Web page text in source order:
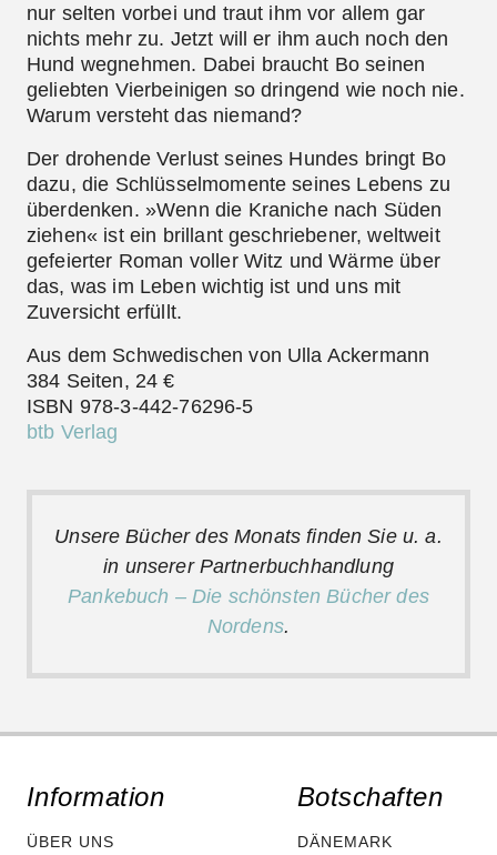
nur selten vorbei und traut ihm vor allem gar
nichts mehr zu. Jetzt will er ihm auch noch den
Hund wegnehmen. Dabei braucht Bo seinen
geliebten Vierbeinigen so dringend wie noch nie.
Warum versteht das niemand?
Der drohende Verlust seines Hundes bringt Bo
dazu, die Schlüsselmomente seines Lebens zu
überdenken. »Wenn die Kraniche nach Süden
ziehen« ist ein brillant geschriebener, weltweit
gefeierter Roman voller Witz und Wärme über
das, was im Leben wichtig ist und uns mit
Zuversicht erfüllt.
Aus dem Schwedischen von Ulla Ackermann
384 Seiten, 24 €
ISBN 978-3-442-76296-5
btb Verlag
Unsere Bücher des Monats finden Sie u. a.
in unserer Partnerbuchhandlung
Pankebuch – Die schönsten Bücher des
Nordens.
Information
ÜBER UNS
Botschaften
DÄNEMARK